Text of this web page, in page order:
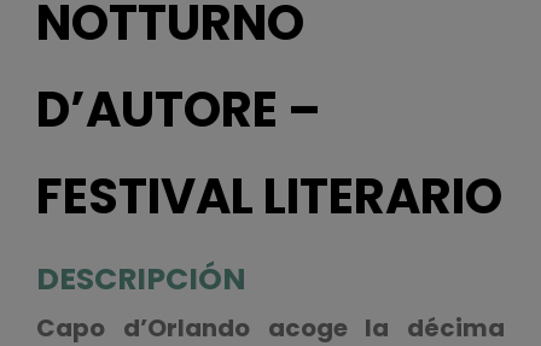
NOTTURNO
D’AUTORE –
FESTIVAL LITERARIO
DESCRIPCIÓN
Capo d’Orlando acoge la décima